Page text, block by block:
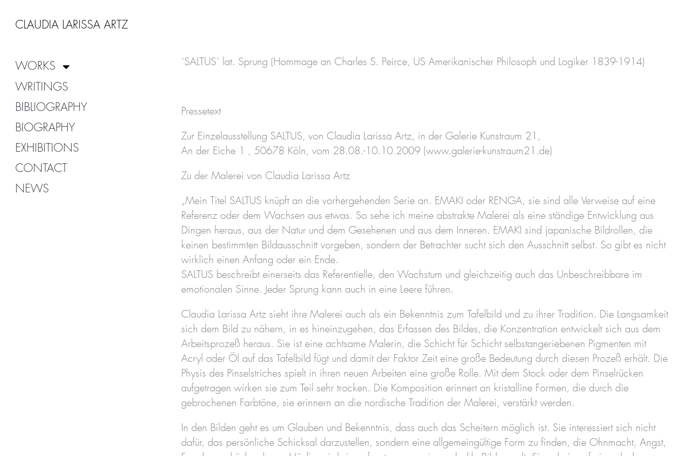
InhaltCLAUDIA LARISSA ARTZ
WORKS
WRITINGS
BIBLIOGRAPHY
BIOGRAPHY
EXHIBITIONS
CONTACT
NEWS
´SALTUS` lat. Sprung (Hommage an Charles S. Peirce, US Amerikanischer Philosoph und Logiker 1839-1914)
Pressetext
Zur Einzelausstellung SALTUS, von Claudia Larissa Artz, in der Galerie Kunstraum 21,
An der Eiche 1 , 50678 Köln, vom 28.08.-10.10.2009 (www.galerie-kunstraum21.de)
Zu der Malerei von Claudia Larissa Artz
„Mein Titel SALTUS knüpft an die vorhergehenden Serie an. EMAKI oder RENGA, sie sind alle Verweise auf eine
Referenz oder dem Wachsen aus etwas. So sehe ich meine abstrakte Malerei als eine ständige Entwicklung aus
Dingen heraus, aus der Natur und dem Gesehenen und aus dem Inneren. EMAKI sind japanische Bildrollen, die
keinen bestimmten Bildausschnitt vorgeben, sondern der Betrachter sucht sich den Ausschnitt selbst. So gibt es nicht
wirklich einen Anfang oder ein Ende.
SALTUS beschreibt einerseits das Referentielle, den Wachstum und gleichzeitig auch das Unbeschreibbare im
emotionalen Sinne. Jeder Sprung kann auch in eine Leere führen.
Claudia Larissa Artz sieht ihre Malerei auch als ein Bekenntnis zum Tafelbild und zu ihrer Tradition. Die Langsamkeit
sich dem Bild zu nähern, in es hineinzugehen, das Erfassen des Bildes, die Konzentration entwickelt sich aus dem
Arbeitsprozeß heraus. Sie ist eine achtsame Malerin, die Schicht für Schicht selbstangeriebenen Pigmenten mit
Acryl oder Öl auf das Tafelbild fügt und damit der Faktor Zeit eine große Bedeutung durch diesen Prozeß erhält. Die
Physis des Pinselstriches spielt in ihren neuen Arbeiten eine große Rolle. Mit dem Stock oder dem Pinselrücken
aufgetragen wirken sie zum Teil sehr trocken. Die Komposition erinnert an kristalline Formen, die durch die
gebrochenen Farbtöne, sie erinnern an die nordische Tradition der Malerei, verstärkt werden.
In den Bilden geht es um Glauben und Bekenntnis, dass auch das Scheitern möglich ist. Sie interessiert sich nicht
dafür, das persönliche Schicksal darzustellen, sondern eine allgemeingültige Form zu finden, die Ohnmacht, Angst,